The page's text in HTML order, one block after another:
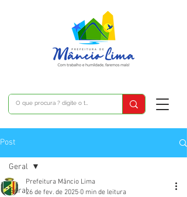
Post
Geral
Geral
Prefeitura Mâncio Lima
26 de fev. de 2025 0 min de leitura